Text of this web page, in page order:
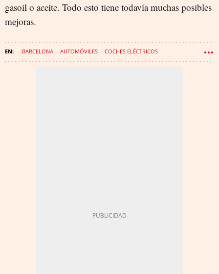
gasoil o aceite. Todo esto tiene todavía muchas posibles
mejoras.
BARCELONA AUTOMÓVILES COCHES ELÉCTRICOS